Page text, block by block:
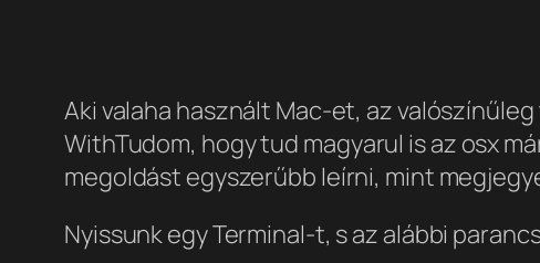
Aki valaha használt Mac-et, az
WithTudom, hogy tud magyarul is az osx
megoldást egyszerűbb leírni, mint
Nyissunk egy Terminal-t, s az alábbi